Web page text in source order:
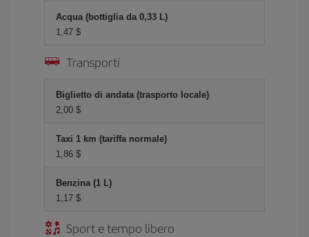
Acqua (bottiglia da 0,33 L)
1,47 $
Transporti
Biglietto di andata (trasporto locale)
2,00 $
Taxi 1 km (tariffa normale)
1,86 $
Benzina (1 L)
1,17 $
Sport e tempo libero